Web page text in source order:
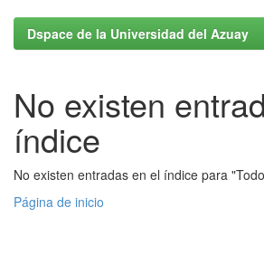
Dspace de la Universidad del Azuay
No existen
índice
No existen entradas en el índice para
Página de inicio